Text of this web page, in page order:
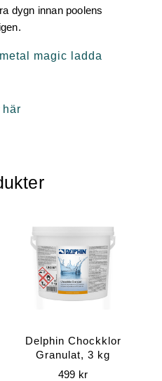
dygn innan poolens
magic ladda
här
Delphin Chockklor
Granulat, 3 kg
499 kr